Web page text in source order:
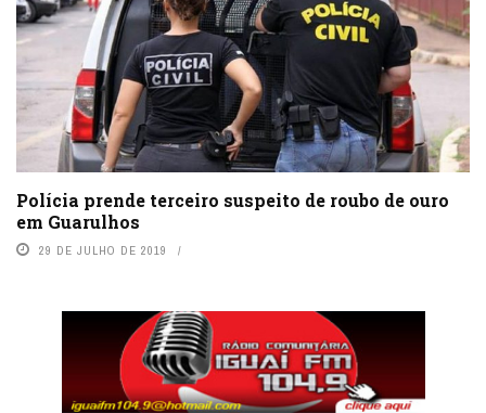
Polícia prende terceiro suspeito de roubo de ouro
em Guarulhos
29 DE JULHO DE 2019